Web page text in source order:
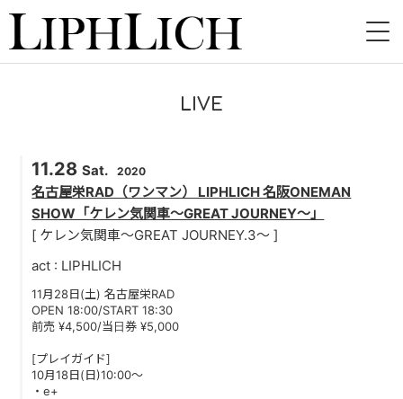
LIVE
INSTORE
VIDEO
DISCOGRAPHY
BLOG
LIVE
11.28 Sat. 2020
名古屋栄RAD（ワンマン） LIPHLICH 名阪ONEMAN
SHOW「ケレン気関車～GREAT JOURNEY～」
[ ケレン気関車～GREAT JOURNEY.3～ ]
act : LIPHLICH
11月28日(土) 名古屋栄RAD
OPEN 18:00/START 18:30
前売 ¥4,500/当日券 ¥5,000
[プレイガイド]
10月18日(日)10:00～
・e+